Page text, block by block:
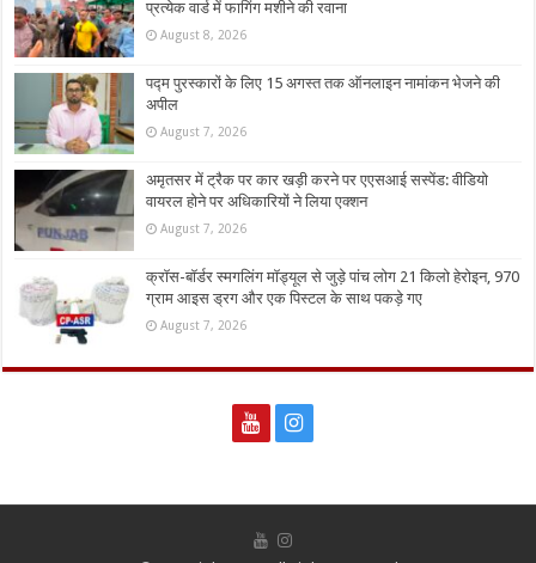
प्रत्येक वार्ड में फागिंग मशीने की रवाना
August 8, 2026
पद्म पुरस्कारों के लिए 15 अगस्त तक ऑनलाइन नामांकन भेजने की
अपील
August 7, 2026
अमृतसर में ट्रैक पर कार खड़ी करने पर एएसआई सस्पेंड: वीडियो
वायरल होने पर अधिकारियों ने लिया एक्शन
August 7, 2026
क्रॉस-बॉर्डर स्मगलिंग मॉड्यूल से जुड़े पांच लोग 21 किलो हेरोइन, 970
ग्राम आइस ड्रग और एक पिस्टल के साथ पकड़े गए
August 7, 2026